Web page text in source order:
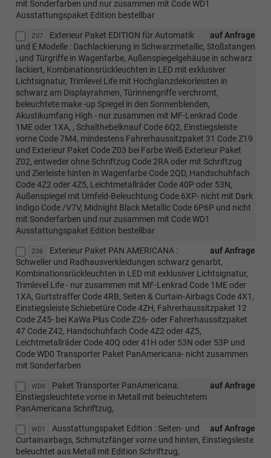
mit Sonderfarben und nur zusammen mit Code WD1
Ausstattungspaket Edition bestellbar
Z07 auf Anfrage
Exterieur Paket EDITION für Automatik
und E Modelle : Dachlackierung in Schwarzmetallic, Stoßstangen
, und Türgriffe in Wagenfarbe, Außenspiegelgehäuse in schwarz
lackiert, Kombinationsrückleuchten in LED mit exklusiver
Lichtsignatur, Trimlevel Life mit Hochglanzdekorleisten in
schwarz am Displayrahmen, Türinnengriffe verchromt,
beleuchtete make -up Spiegel in den Sonnenblenden,
Akustikumfang High - nur zusammen mit MF-Lenkrad Code
1ME oder 1XA, , Schalthebelknauf Code 6Q2, Einstiegsleiste
vorne Code 7M4, mindestens Fahrerhaussitzpaket 31 Code Z19
und Exterieur Paket Code Z03 bei Farbe Weiß Exterieur Paket
Z02, entweder ohne Schriftzug Code 2RA oder mit Schriftzug
und Zierleiste hinten in Wagenfarbe Code 2QD, Handschuhfach
Code 4Z2 oder 4Z5, Leichtmetallräder Code 40P oder 53N,
Außenspiegel mit Umfeld-Beleuchtung Code 6XP- nicht mit Dark
Indigo Code /V7V, Midnight Black Metallic Code 6P6P und nicht
mit Sonderfarben und nur zusammen mit Code WD1
Ausstattungspaket Edition bestellbar
Z06 auf Anfrage
Exterieur Paket PAN AMERICANA :
Schweller und Radhausverkleidungen schwarz genarbt,
Kombinationsrückleuchten in LED mit exklusiver Lichtsignatur,
Trimlevel Life - nur zusammen mit MF-Lenkrad Code 1ME oder
1XA, Gurtstraffer Code 4RB, Seiten & Curtain-Airbags Code 4X1,
Einstiegsleiste Schiebetüre Code 4ZH, Fahrerhaussitzpaket 12
Code Z45- bei KaWa Plus Code Z26- oder Fahrerhaussitzpaket
47 Code Z42, Handschuhfach Code 4Z2 oder 4Z5,
Leichtmetallräder Code 40Q oder 41H oder 53N oder 53P und
Code WD0 Transporter Paket PanAmericana- nicht zusammen
mit Sonderfarben
WD0 auf Anfrage
Paket Transporter PanAmericana:
Einstiegsleuchtete vorne in Metall mit beleuchtetem
PanAmericana Schriftzug,
WD1 auf Anfrage
Ausstattungspaket Edition : Seiten- und
Curtainairbags, Schmutzfänger vorne und hinten, Einstiegsleste
beleuchtet aus Metall mit Edition Schriftzug,